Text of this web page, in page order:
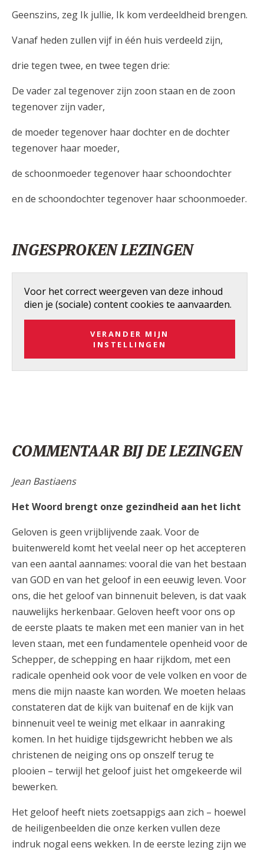
Geenszins, zeg Ik jullie, Ik kom verdeeldheid brengen.
Vanaf heden zullen vijf in één huis verdeeld zijn,
drie tegen twee, en twee tegen drie:
De vader zal tegenover zijn zoon staan en de zoon
tegenover zijn vader,
de moeder tegenover haar dochter en de dochter
tegenover haar moeder,
de schoonmoeder tegenover haar schoondochter
en de schoondochter tegenover haar schoonmoeder.
INGESPROKEN LEZINGEN
Voor het correct weergeven van deze inhoud
dien je (sociale) content cookies te aanvaarden.
VERANDER MIJN
INSTELLINGEN
COMMENTAAR BIJ DE LEZINGEN
Jean Bastiaens
Het Woord brengt onze gezindheid aan het licht
Geloven is geen vrijblijvende zaak. Voor de
buitenwereld komt het veelal neer op het accepteren
van een aantal aannames: vooral die van het bestaan
van GOD en van het geloof in een eeuwig leven. Voor
ons, die het geloof van binnenuit beleven, is dat vaak
nauwelijks herkenbaar. Geloven heeft voor ons op
de eerste plaats te maken met een manier van in het
leven staan, met een fundamentele openheid voor de
Schepper, de schepping en haar rijkdom, met een
radicale openheid ook voor de vele volken en voor de
mens die mijn naaste kan worden. We moeten helaas
constateren dat de kijk van buitenaf en de kijk van
binnenuit veel te weinig met elkaar in aanraking
komen. In het huidige tijdsgewricht hebben we als
christenen de neiging ons op onszelf terug te
plooien – terwijl het geloof juist het omgekeerde wil
bewerken.
Het geloof heeft niets zoetsappigs aan zich – hoewel
de heiligenbeelden die onze kerken vullen deze
indruk nogal eens wekken. In de eerste lezing zijn we